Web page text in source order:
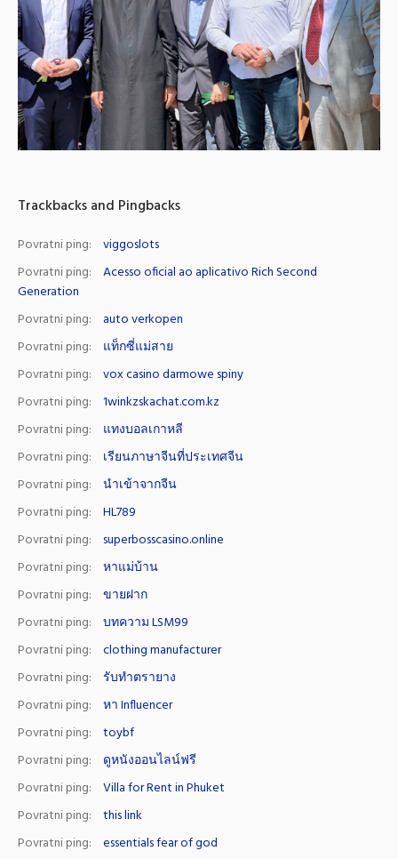
Trackbacks and Pingbacks
Povratni ping:
viggoslots
Povratni ping:
Acesso oficial ao aplicativo Rich Second
Generation
Povratni ping:
auto verkopen
Povratni ping:
แท็กซี่แม่สาย
Povratni ping:
vox casino darmowe spiny
Povratni ping:
1winkzskachat.com.kz
Povratni ping:
แทงบอลเกาหลี
Povratni ping:
เรียนภาษาจีนที่ประเทศจีน
Povratni ping:
นำเข้าจากจีน
Povratni ping:
HL789
Povratni ping:
superbosscasino.online
Povratni ping:
หาแม่บ้าน
Povratni ping:
ขายฝาก
Povratni ping:
บทความ LSM99
Povratni ping:
clothing manufacturer
Povratni ping:
รับทำตรายาง
Povratni ping:
หา Influencer
Povratni ping:
toybf
Povratni ping:
ดูหนังออนไลน์ฟรี
Povratni ping:
Villa for Rent in Phuket
Povratni ping:
this link
Povratni ping:
essentials fear of god